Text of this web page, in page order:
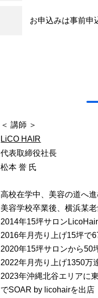
お申込みは事前申
＜ 講師 ＞
LiCO HAIR
代表取締役社長
松本 誉 氏
高校在学中、美容の道へ進
美容学校卒業後、横浜某
2014年15坪サロン
2016年月売り上げ15坪で
2020年15坪サロンから50
2022年月売り上げ1350万
2023年沖縄北谷エリアに
でSOAR by licohairを出店